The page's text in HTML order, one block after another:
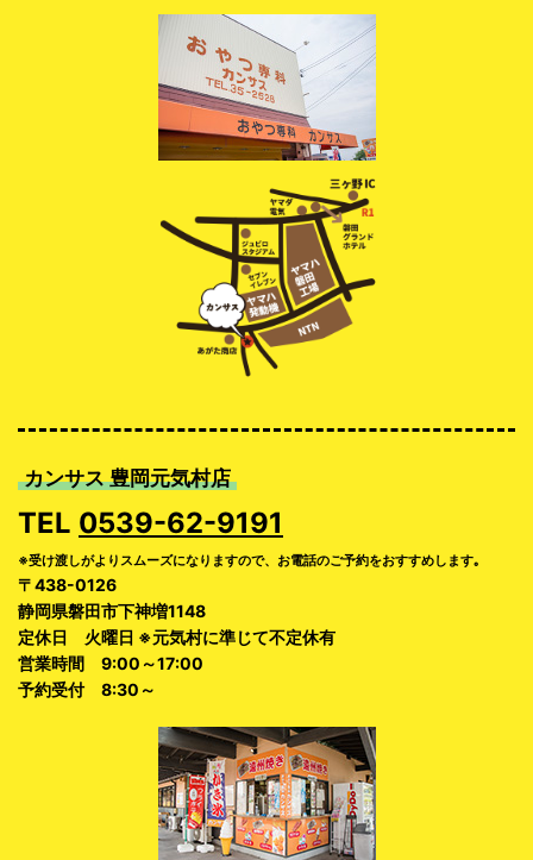
カンサス 豊岡元気村店
TEL 0539-62-9191
※受け渡しがよりスムーズになりますので、お電話のご予約をおすすめします｡
〒438-0126
静岡県磐田市下神増1148
定休日 火曜日 ※元気村に準じて不定休有
営業時間 9:00～17:00
予約受付 8:30～